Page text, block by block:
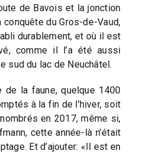
de Bavois et la jonction
conquête du Gros-de-Vaud,
durablement, et où il est
comme il l’a été aussi
sud du lac de Neuchâtel.
de la faune, quelque 1400
à la fin de l’hiver, soit
en 2017, même si,
cette année-là n’était
Et d’ajouter: «Il est en